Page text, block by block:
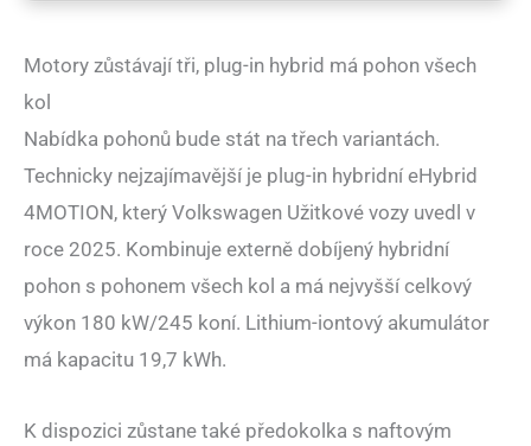
Motory zůstávají tři, plug-in hybrid má pohon všech
kol
Nabídka pohonů bude stát na třech variantách.
Technicky nejzajímavější je plug-in hybridní eHybrid
4MOTION, který Volkswagen Užitkové vozy uvedl v
roce 2025. Kombinuje externě dobíjený hybridní
pohon s pohonem všech kol a má nejvyšší celkový
výkon 180 kW/245 koní. Lithium-iontový akumulátor
má kapacitu 19,7 kWh.
K dispozici zůstane také předokolka s naftovým